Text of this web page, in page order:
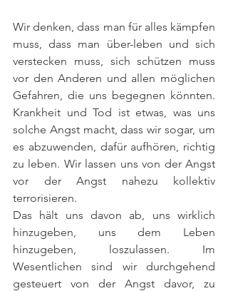
Wir denken, dass man für alles kämpfen
muss, dass man über-leben und sich
verstecken muss, sich schützen muss
vor den Anderen und allen möglichen
Gefahren, die uns begegnen könnten.
Krankheit und Tod ist etwas, was uns
solche Angst macht, dass wir sogar, um
es abzuwenden, dafür aufhören, richtig
zu leben. Wir lassen uns von der Angst
vor der Angst nahezu kollektiv
terrorisieren.
Das hält uns davon ab, uns wirklich
hinzugeben, uns dem Leben
hinzugeben, loszulassen. Im
Wesentlichen sind wir durchgehend
gesteuert von der Angst davor, zu